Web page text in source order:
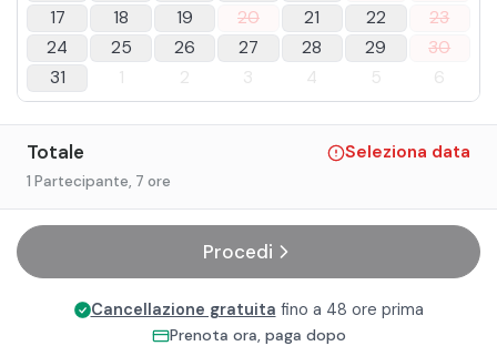
17
18 19 20 21 22
23
24
25 26 27 28 29
30
31
1 2 3 4 5 6
Totale Seleziona data
1 Partecipante, 7 ore
Procedi
Cancellazione gratuita fino a 48 ore prima
Prenota ora, paga dopo